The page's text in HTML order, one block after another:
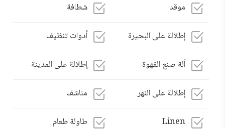
موقد
شطافة
إطلالة على البحيرة
أدوات تنظيف
آلة صنع القهوة
إطلالة على المدينة
إطلالة على النهر
مناشف
Linen
طاولة طعام